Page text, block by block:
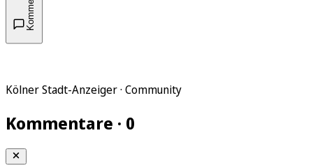
Kölner Stadt-Anzeiger · Community
Kommentare · 0